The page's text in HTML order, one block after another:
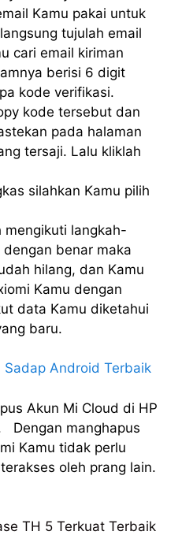
Kamu pakai untuk
tujulah email
cari email kiriman
berisi 6 digit
kode verifikasi.
kode tersebut dan
pada halaman
tersaji. Lalu kliklah
silahkan Kamu pilih
mengikuti langkah-
benar maka
hilang, dan Kamu
Kamu dengan
data Kamu diketahui
baru.
Sadap Android Terbaik
Akun Mi Cloud di HP
Dengan manghapus
Kamu tidak perlu
oleh prang lain.
TH 5 Terkuat Terbaik